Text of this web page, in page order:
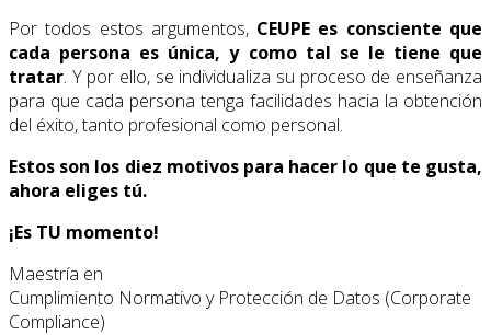
Por todos estos argumentos,CEUPE es consciente que
cada persona es única, y como tal se le tiene que
tratar. Y por ello, se individualiza su proceso de enseñanza
para que cada persona tenga facilidades hacia la obtención
del éxito, tanto profesional como personal.
Estos son los diez motivos para hacer lo que te gusta,
ahora eliges tú.
¡Es TU momento!
Maestría en
Cumplimiento Normativo y Protección de Datos (Corporate
Compliance)